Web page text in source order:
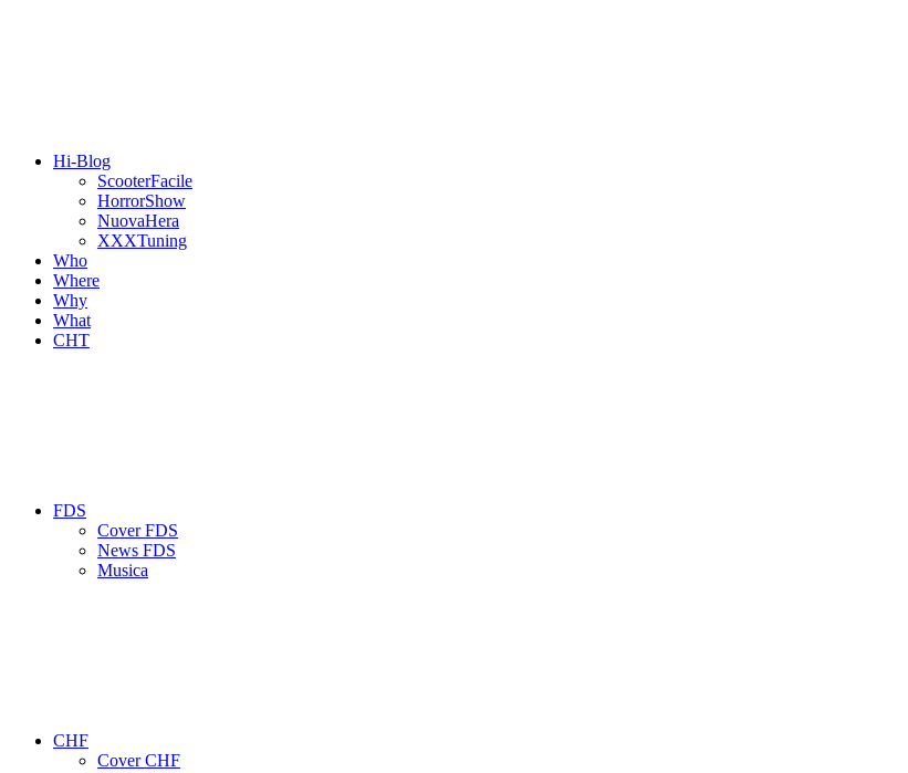
Hi-Blog
ScooterFacile
HorrorShow
NuovaHera
XXXTuning
Who
Where
Why
What
CHT
FDS
Cover FDS
News FDS
Musica
CHF
Cover CHF